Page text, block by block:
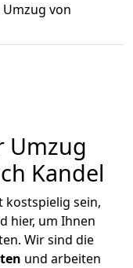
Umzug von
Umzug
Kandel
sein,
hier, um Ihnen
Wir sind die
und arbeiten